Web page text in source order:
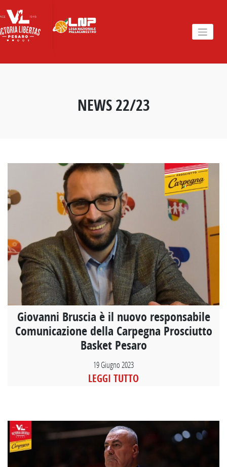
to
content
NEWS 22/23
Giovanni Bruscia è il nuovo responsabile
Comunicazione della Carpegna Prosciutto
Basket Pesaro
19 Giugno 2023
LEGGI TUTTO